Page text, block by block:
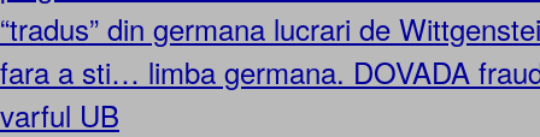
“tradus” din germana lucrari de
fara a sti… limba germana. DOVADA
varful UB